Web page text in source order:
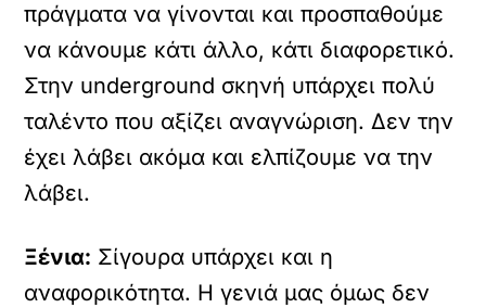
πράγματα να γίνονται και προσπαθούμε
να κάνουμε κάτι άλλο, κάτι διαφορετικό.
Στην underground σκηνή υπάρχει πολύ
ταλέντο που αξίζει αναγνώριση. Δεν την
έχει λάβει ακόμα και ελπίζουμε να την
λάβει.
Ξένια: Σίγουρα υπάρχει και η
αναφορικότητα. Η γενιά μας όμως δεν